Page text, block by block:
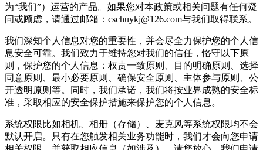
为“我们”）运营的产品。如果您对本政策或相关问题有任何疑
问或顾虑，请通过邮箱： cschuykj@126.com与我们取得联系。
我们深知个人信息对您的重要性，并会尽全力保护您的个人信
息安全可靠。我们致力于维持您对我们的信任，恪守以下原
则，保护您的个人信息：权责一致原则、目的明确原则、选择
同意原则、最小必要原则、确保安全原则、主体参与原则、公
开透明原则等。同时，我们承诺，我们将按业界成熟的安全标
准，采取相应的安全保护措施来保护您的个人信息。
系统权限比如相机、相册（存储）、麦克风等系统权限均不会
默认开启。只有在您触发相关业务功能时，我们才会向您申请